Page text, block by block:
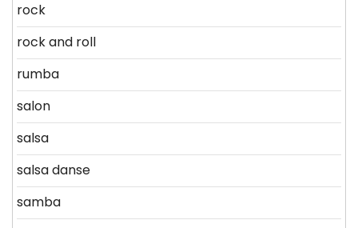
rock
rock and roll
rumba
salon
salsa
salsa danse
samba